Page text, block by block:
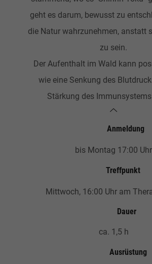
geht es darum, bewusst zu
die Natur wahrzunehmen, anstatt
zu sein.
Der Aufenthalt im Wald kann
wie eine Senkung des
Stärkung des
Anmeldung
bis Montag 17:00 Uhr
Treffpunkt
Mittwoch, 16:00 Uhr am
Dauer
ca. 1,5 h
Ausrüstung